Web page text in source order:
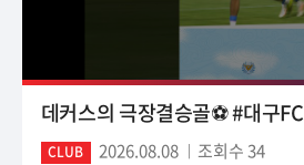
데커스의 극장결승골⚽️ #대구FC
CLUB 2026.08.08 조회수 34